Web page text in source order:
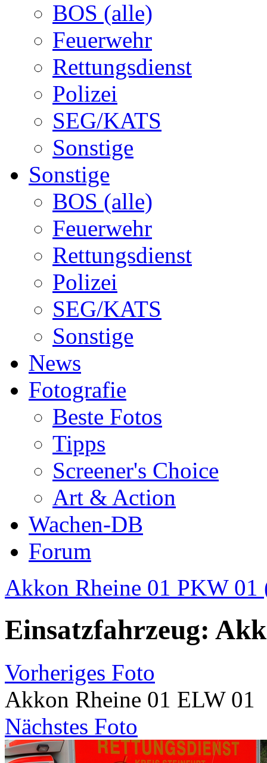
BOS (alle)
Feuerwehr
Rettungsdienst
Polizei
SEG/KATS
Sonstige
Sonstige
BOS (alle)
Feuerwehr
Rettungsdienst
Polizei
SEG/KATS
Sonstige
News
Fotografie
Beste Fotos
Tipps
Screener's Choice
Art & Action
Wachen-DB
Forum
Akkon Rheine 01 PKW 01
Einsatzfahrzeug:
Vorheriges Foto
Akkon Rheine 01 ELW 01
Nächstes Foto